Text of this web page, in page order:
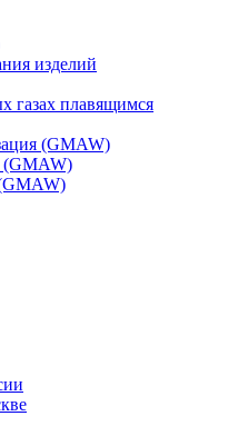
изделий
газах плавящимся
(GMAW)
(GMAW)